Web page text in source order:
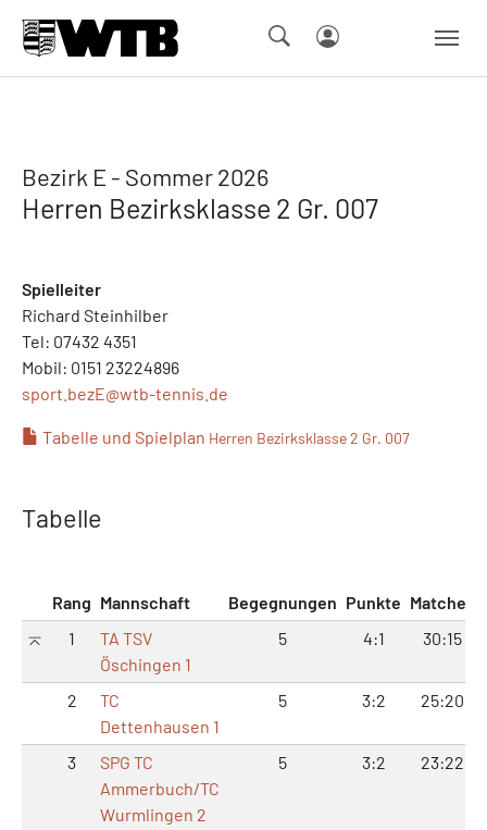
Bezirk E - Sommer 2026
Herren Bezirksklasse 2 Gr. 007
Spielleiter
Richard Steinhilber
Tel: 07432 4351
Mobil: 0151 23224896
sport.bezE@wtb-tennis.de
Tabelle und Spielplan Herren Bezirksklasse 2 Gr. 007
Tabelle
Rang Mannschaft Begegnungen Punkte Matches
1
TA TSV
Öschingen 1
5 4:1 30:15
2
TC
Dettenhausen 1
5 3:2 25:20
3
SPG TC
Ammerbuch/TC
Wurmlingen 2
5 3:2 23:22